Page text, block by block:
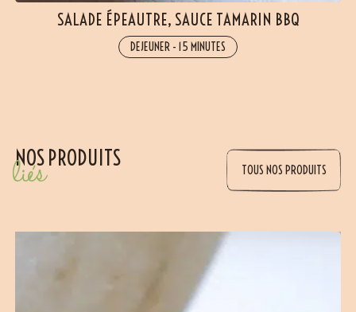
SALADE ÉPEAUTRE, SAUCE TAMARIN BBQ
DEJEUNER - 15 MINUTES
NOS PRODUITS
liés TOUS NOS PRODUITS